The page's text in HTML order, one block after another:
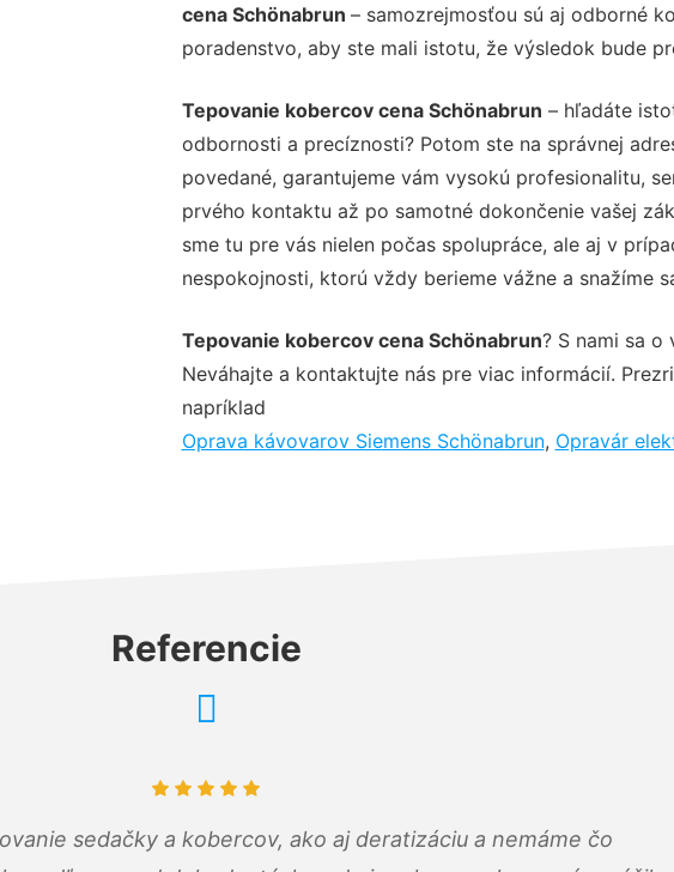
cena Schönabrun – samozrejmosťou sú aj odborné
poradenstvo, aby ste mali istotu, že výsledok bude
Tepovanie kobercov cena Schönabrun – hľadáte
odbornosti a precíznosti? Potom ste na správnej
povedané, garantujeme vám vysokú profesionalitu,
prvého kontaktu až po samotné dokončenie vašej
sme tu pre vás nielen počas spolupráce, ale aj v
nespokojnosti, ktorú vždy berieme vážne a snažíme
Tepovanie kobercov cena Schönabrun? S nami sa o
Neváhajte a kontaktujte nás pre viac informácií.
napríklad
Oprava kávovarov Siemens Schönabrun, Opravár
Referencie
sedačky a kobercov, ako aj deratizáciu a nemáme čo